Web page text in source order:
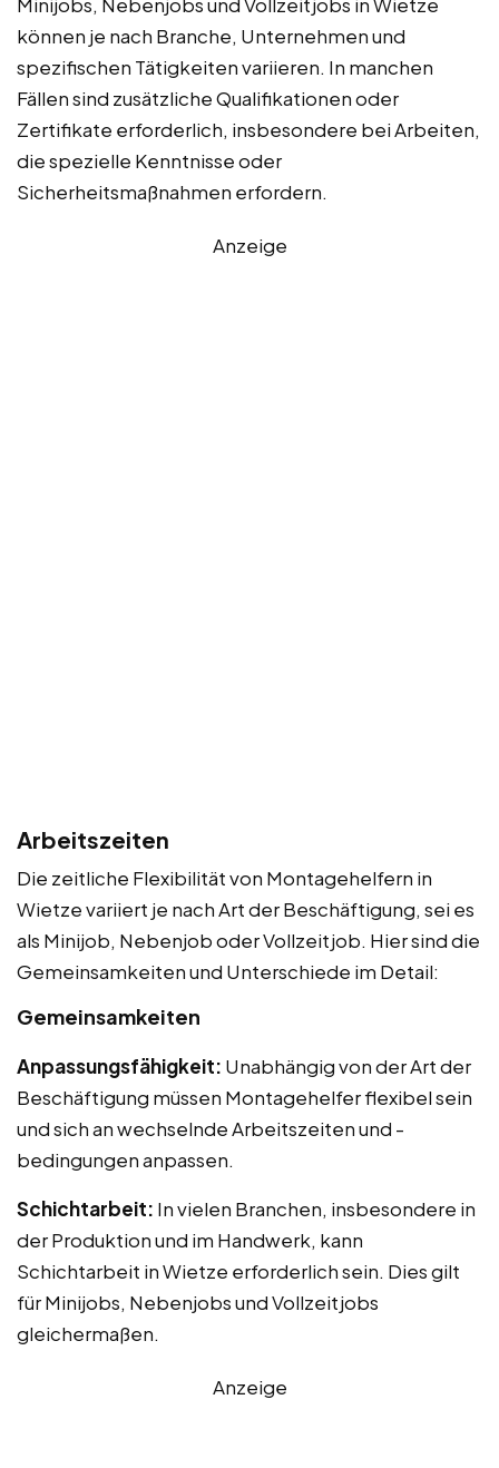
können je nach Branche, Unternehmen und
spezifischen Tätigkeiten variieren. In manchen
Fällen sind zusätzliche Qualifikationen oder
Zertifikate erforderlich, insbesondere bei Arbeiten,
die spezielle Kenntnisse oder
Sicherheitsmaßnahmen erfordern.
Anzeige
Arbeitszeiten
Die zeitliche Flexibilität von Montagehelfern in
Wietze variiert je nach Art der Beschäftigung, sei es
als Minijob, Nebenjob oder Vollzeitjob. Hier sind die
Gemeinsamkeiten und Unterschiede im Detail:
Gemeinsamkeiten
Anpassungsfähigkeit: Unabhängig von der Art der
Beschäftigung müssen Montagehelfer flexibel sein
und sich an wechselnde Arbeitszeiten und -
bedingungen anpassen.
Schichtarbeit: In vielen Branchen, insbesondere in
der Produktion und im Handwerk, kann
Schichtarbeit in Wietze erforderlich sein. Dies gilt
für Minijobs, Nebenjobs und Vollzeitjobs
gleichermaßen.
Anzeige